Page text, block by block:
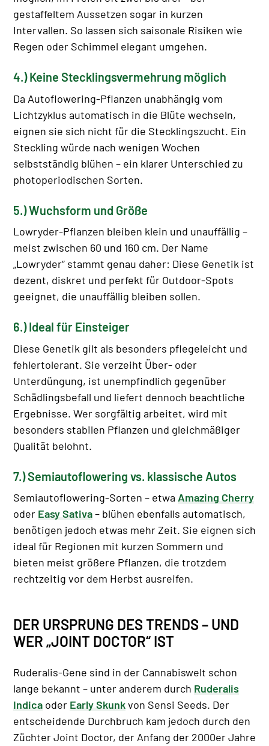
gestaffeltem Aussetzen sogar in kurzen
Intervallen. So lassen sich saisonale Risiken wie
Regen oder Schimmel elegant umgehen.
4.) Keine Stecklingsvermehrung möglich
Da Autoflowering-Pflanzen unabhängig vom
Lichtzyklus automatisch in die Blüte wechseln,
eignen sie sich nicht für die Stecklingszucht. Ein
Steckling würde nach wenigen Wochen
selbstständig blühen – ein klarer Unterschied zu
photoperiodischen Sorten.
5.) Wuchsform und Größe
Lowryder-Pflanzen bleiben klein und unauffällig –
meist zwischen 60 und 160 cm. Der Name
„Lowryder“ stammt genau daher: Diese Genetik ist
dezent, diskret und perfekt für Outdoor-Spots
geeignet, die unauffällig bleiben sollen.
6.) Ideal für Einsteiger
Diese Genetik gilt als besonders pflegeleicht und
fehlertolerant. Sie verzeiht Über- oder
Unterdüngung, ist unempfindlich gegenüber
Schädlingsbefall und liefert dennoch beachtliche
Ergebnisse. Wer sorgfältig arbeitet, wird mit
besonders stabilen Pflanzen und gleichmäßiger
Qualität belohnt.
7.) Semiautoflowering vs. klassische Autos
Semiautoflowering-Sorten – etwa Amazing Cherry
oder Easy Sativa– blühen ebenfalls automatisch,
benötigen jedoch etwas mehr Zeit. Sie eignen sich
ideal für Regionen mit kurzen Sommern und
bieten meist größere Pflanzen, die trotzdem
rechtzeitig vor dem Herbst ausreifen.
DER URSPRUNG DES TRENDS – UND
WER „JOINT DOCTOR“ IST
Ruderalis-Gene sind in der Cannabiswelt schon
lange bekannt – unter anderem durch Ruderalis
Indica oder Early Skunkvon Sensi Seeds. Der
entscheidende Durchbruch kam jedoch durch den
Züchter Joint Doctor, der Anfang der 2000er Jahre